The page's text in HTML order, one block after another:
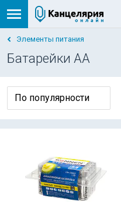
Элементы питания
Батарейки AA